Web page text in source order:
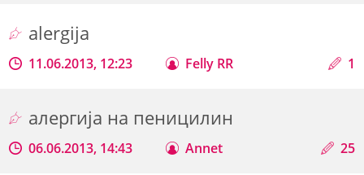
alergija
11.06.2013, 12:23 Felly RR 1
алергија на пеницилин
06.06.2013, 14:43 Annet 25